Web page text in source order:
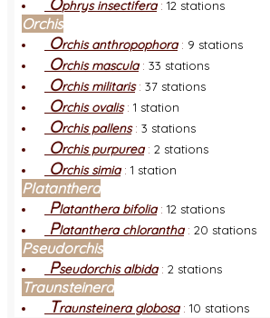
phrys insectifera: 12 stations
Orchis
Orchis anthropophora: 9 stations
Orchis mascula: 33 stations
Orchis militaris: 37 stations
Orchis ovalis: 1 station
Orchis pallens: 3 stations
Orchis purpurea: 2 stations
Orchis simia: 1 station
Platanthera
Platanthera bifolia: 12 stations
Platanthera chlorantha: 20 stations
Pseudorchis
Pseudorchis albida: 2 stations
Traunsteinera
Traunsteinera globosa: 10 stations